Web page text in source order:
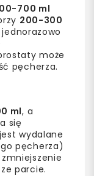
700 ml
200-300
może
pęcherza.
ml, a
się
wydalane
pęcherza)
parcie.